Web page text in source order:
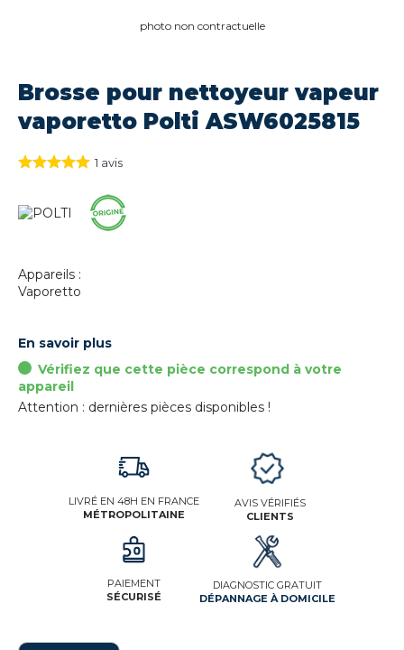
photo non contractuelle
Brosse pour nettoyeur vapeur
vaporetto Polti ASW6025815
1 avis
Appareils :
Vaporetto
En savoir plus
Vérifiez que cette pièce correspond à votre
appareil
Attention : dernières pièces disponibles !
LIVRÉ EN 48H EN FRANCE
MÉTROPOLITAINE
PAIEMENT
SÉCURISÉ
AVIS VÉRIFIÉS
CLIENTS
DIAGNOSTIC GRATUIT
DÉPANNAGE À DOMICILE